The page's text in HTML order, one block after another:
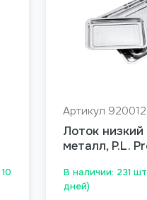
В наличии: 231
дней)
Артикул
Лоток
металл, P.L.